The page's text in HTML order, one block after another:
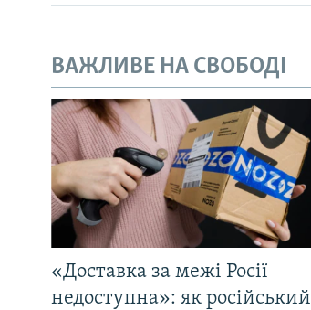
ВАЖЛИВЕ НА СВОБОДІ
«Доставка за межі Росії
недоступна»: як російський